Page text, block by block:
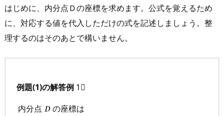
はじめに、内分点Ｄの座標を求めます。公式を覚えるため
に、対応する値を代入しただけの式を記述しましょう。整
理するのはそのあとで構いません。
例題(1)の解答例 1⃣
内分点 𝐷の座標は